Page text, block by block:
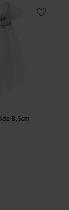
8,5cm
8,5cm